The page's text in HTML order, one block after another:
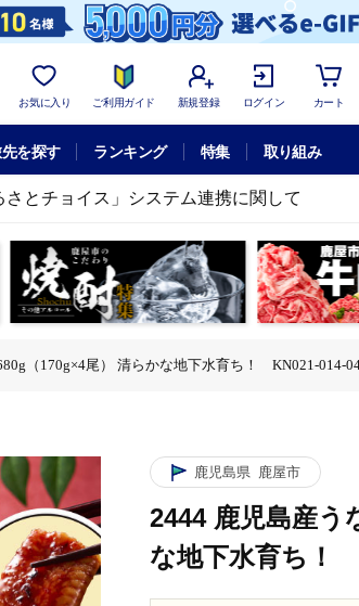
お気に入り ご利用ガイド 新規登録 ログイン カート
を探す ランキング 特集 取り組み
さとチョイス」システム連携に関して
（170g×4尾） 清らかな地下水育ち！ KN021-014-
鹿児島県 鹿屋市
2444 鹿児島産う
な地下水育ち！